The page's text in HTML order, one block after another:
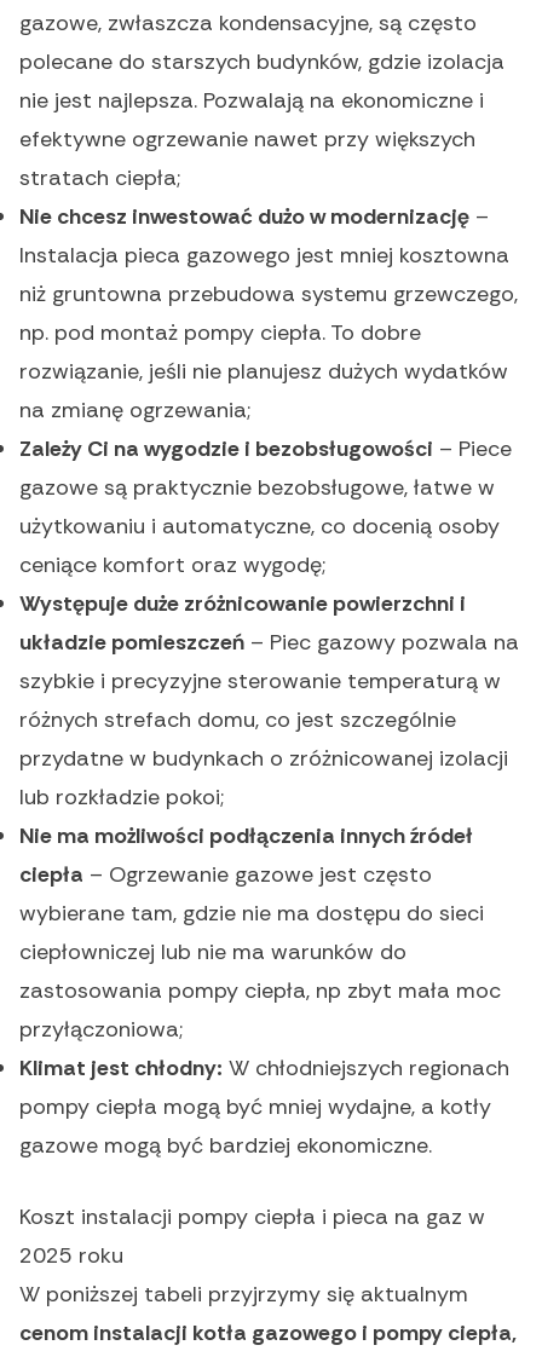
gazowe, zwłaszcza kondensacyjne, są często
polecane do starszych budynków, gdzie izolacja
nie jest najlepsza. Pozwalają na ekonomiczne i
efektywne ogrzewanie nawet przy większych
stratach ciepła;
Nie chcesz inwestować dużo w modernizację –
Instalacja pieca gazowego jest mniej kosztowna
niż gruntowna przebudowa systemu grzewczego,
np. pod montaż pompy ciepła. To dobre
rozwiązanie, jeśli nie planujesz dużych wydatków
na zmianę ogrzewania;
Zależy Ci na wygodzie i bezobsługowości – Piece
gazowe są praktycznie bezobsługowe, łatwe w
użytkowaniu i automatyczne, co docenią osoby
ceniące komfort oraz wygodę;
Występuje duże zróżnicowanie powierzchni i
układzie pomieszczeń – Piec gazowy pozwala na
szybkie i precyzyjne sterowanie temperaturą w
różnych strefach domu, co jest szczególnie
przydatne w budynkach o zróżnicowanej izolacji
lub rozkładzie pokoi;
Nie ma możliwości podłączenia innych źródeł
ciepła – Ogrzewanie gazowe jest często
wybierane tam, gdzie nie ma dostępu do sieci
ciepłowniczej lub nie ma warunków do
zastosowania pompy ciepła, np zbyt mała moc
przyłączoniowa;
Klimat jest chłodny: W chłodniejszych regionach
pompy ciepła mogą być mniej wydajne, a kotły
gazowe mogą być bardziej ekonomiczne.
Koszt instalacji pompy ciepła i pieca na gaz w
2025 roku
W poniższej tabeli przyjrzymy się aktualnym
cenom instalacji kotła gazowego i pompy ciepła,